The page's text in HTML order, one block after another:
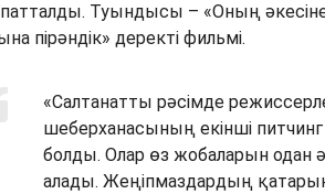
Туындысы – «Оның
пірәндік» деректі фильмі.
«Салтанатты рәсімде
шеберханасының екінші
болды. Олар өз жобаларын одан
алады. Жеңіпмаздардың